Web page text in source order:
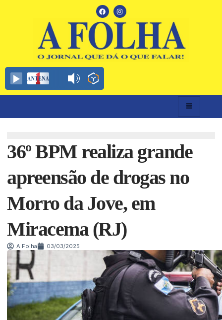
36º BPM realiza grande
apreensão de drogas no
Morro da Jove, em
Miracema (RJ)
A Folha 03/03/2025